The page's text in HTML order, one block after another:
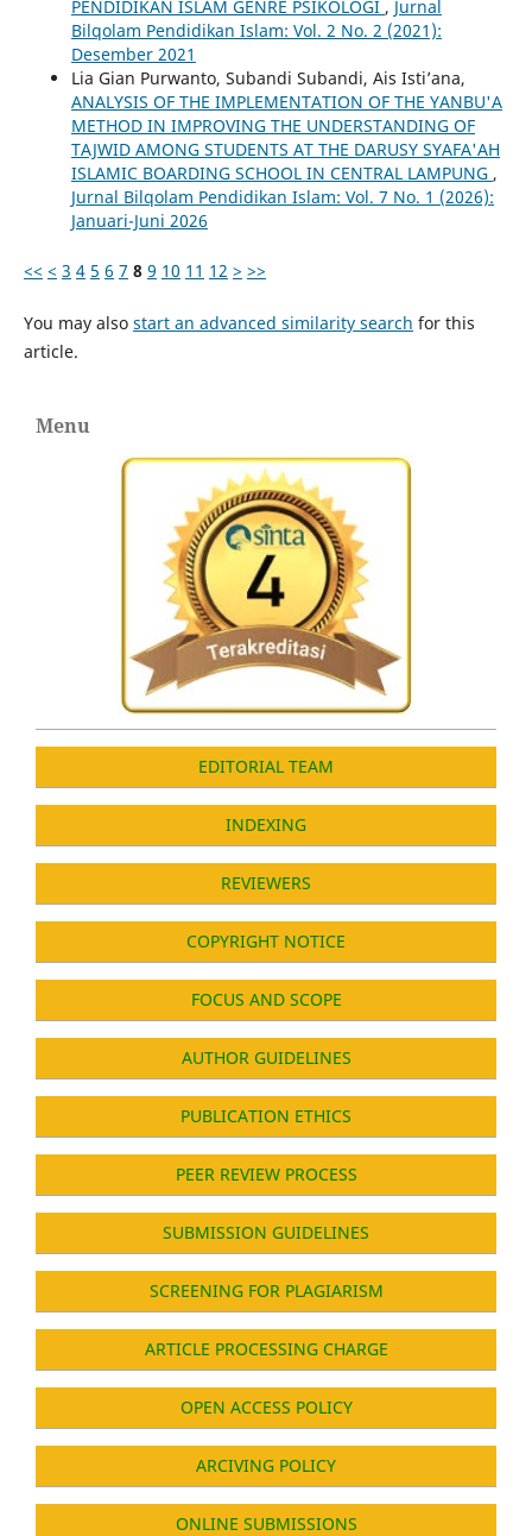
PENDIDIKAN ISLAM GENRE PSIKOLOGI , Jurnal
Bilqolam Pendidikan Islam: Vol. 2 No. 2 (2021):
Desember 2021
Lia Gian Purwanto, Subandi Subandi, Ais Isti’ana,
ANALYSIS OF THE IMPLEMENTATION OF THE YANBU'A
METHOD IN IMPROVING THE UNDERSTANDING OF
TAJWID AMONG STUDENTS AT THE DARUSY SYAFA'AH
ISLAMIC BOARDING SCHOOL IN CENTRAL LAMPUNG ,
Jurnal Bilqolam Pendidikan Islam: Vol. 7 No. 1 (2026):
Januari-Juni 2026
<< < 3 4 5 6 7 8 9 10 11 12 > >>
You may also start an advanced similarity search for this
article.
Menu
EDITORIAL TEAM
INDEXING
REVIEWERS
COPYRIGHT NOTICE
FOCUS AND SCOPE
AUTHOR GUIDELINES
PUBLICATION ETHICS
PEER REVIEW PROCESS
SUBMISSION GUIDELINES
SCREENING FOR PLAGIARISM
ARTICLE PROCESSING CHARGE
OPEN ACCESS POLICY
ARCIVING POLICY
ONLINE SUBMISSIONS